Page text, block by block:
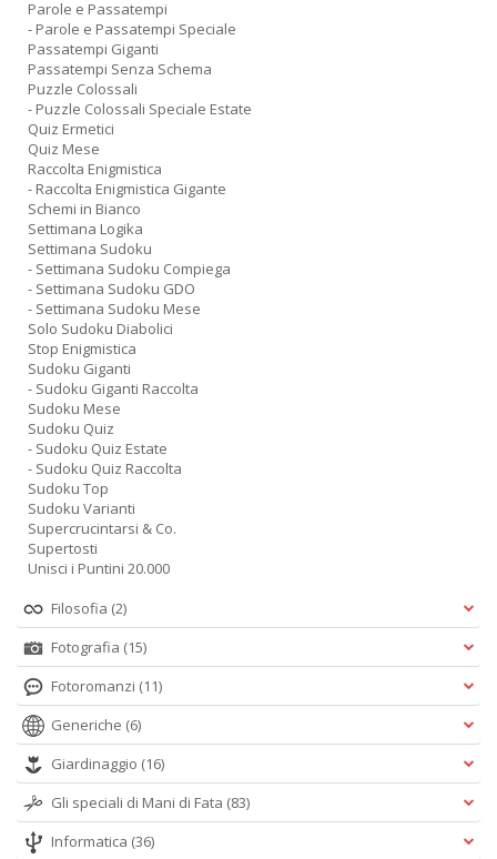
Parole e Passatempi
- Parole e Passatempi Speciale
Passatempi Giganti
Passatempi Senza Schema
Puzzle Colossali
- Puzzle Colossali Speciale Estate
Quiz Ermetici
Quiz Mese
Raccolta Enigmistica
- Raccolta Enigmistica Gigante
Schemi in Bianco
Settimana Logika
Settimana Sudoku
- Settimana Sudoku Compiega
- Settimana Sudoku GDO
- Settimana Sudoku Mese
Solo Sudoku Diabolici
Stop Enigmistica
Sudoku Giganti
- Sudoku Giganti Raccolta
Sudoku Mese
Sudoku Quiz
- Sudoku Quiz Estate
- Sudoku Quiz Raccolta
Sudoku Top
Sudoku Varianti
Supercrucintarsi & Co.
Supertosti
Unisci i Puntini 20.000
Filosofia (2)
Fotografia (15)
Fotoromanzi (11)
Generiche (6)
Giardinaggio (16)
Gli speciali di Mani di Fata (83)
Informatica (36)